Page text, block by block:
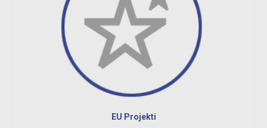
EU Projekti